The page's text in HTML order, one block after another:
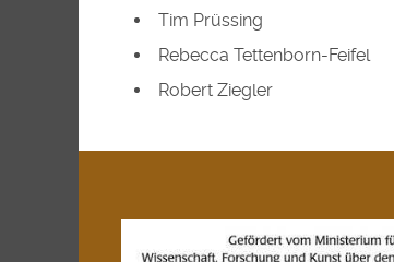
Tim Prüssing
Rebecca Tettenborn-Feifel
Robert Ziegler